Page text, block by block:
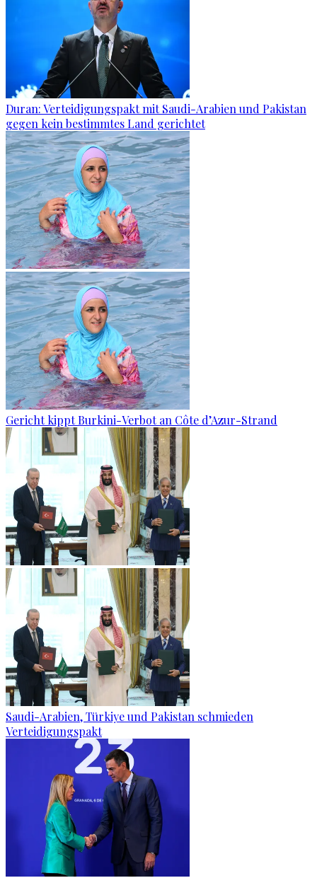
Duran: Verteidigungspakt mit Saudi-Arabien und Pakistan
gegen kein bestimmtes Land gerichtet
Gericht kippt Burkini-Verbot an Côte d’Azur-Strand
Saudi-Arabien, Türkiye und Pakistan schmieden
Verteidigungspakt